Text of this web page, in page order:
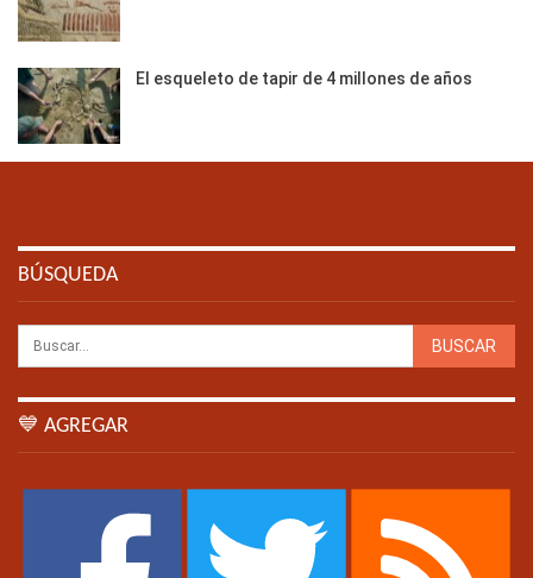
El esqueleto de tapir de 4 millones de años
BÚSQUEDA
💙 AGREGAR